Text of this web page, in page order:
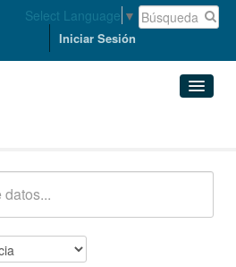
Select Language ▼
Iniciar Sesión